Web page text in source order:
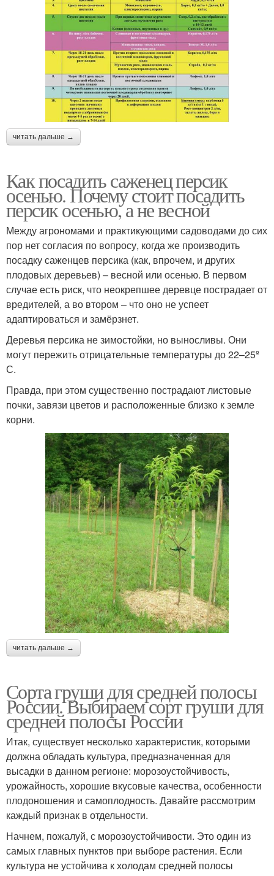
читать дальше →
Как посадить саженец персик
осенью. Почему стоит посадить
персик осенью, а не весной
Между агрономами и практикующими садоводами до сих
пор нет согласия по вопросу, когда же производить
посадку саженцев персика (как, впрочем, и других
плодовых деревьев) – весной или осенью. В первом
случае есть риск, что неокрепшее деревце пострадает от
вредителей, а во втором – что оно не успеет
адаптироваться и замёрзнет.
Деревья персика не зимостойки, но выносливы. Они
могут пережить отрицательные температуры до 22–25º
С.
Правда, при этом существенно пострадают листовые
почки, завязи цветов и расположенные близко к земле
корни.
читать дальше →
Сорта груши для средней полосы
России. Выбираем сорт груши для
средней полосы России
Итак, существует несколько характеристик, которыми
должна обладать культура, предназначенная для
высадки в данном регионе: морозоустойчивость,
урожайность, хорошие вкусовые качества, особенности
плодоношения и самоплодность. Давайте рассмотрим
каждый признак в отдельности.
Начнем, пожалуй, с морозоустойчивости. Это один из
самых главных пунктов при выборе растения. Если
культура не устойчива к холодам средней полосы